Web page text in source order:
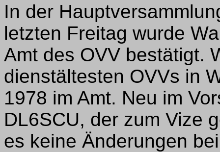
In der
letzten Freitag wurde
Amt des OVV bestätigt.
dienstältesten OVVs in
1978 im Amt. Neu im
DL6SCU, der zum Vize
es keine Änderungen